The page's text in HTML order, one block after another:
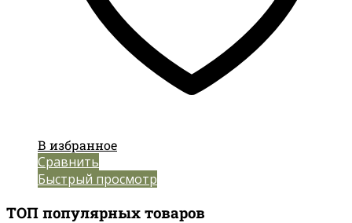
В избранное
Сравнить
Быстрый просмотр
ТОП популярных товаров